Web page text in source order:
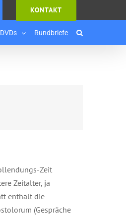
KONTAKT
Rundbriefe
Zeit
Zeitalter, ja
enthält die
(Gespräche